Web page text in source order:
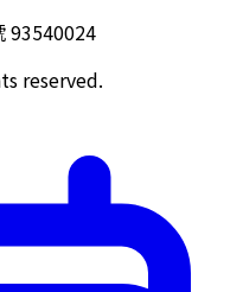
93540024
reserved.